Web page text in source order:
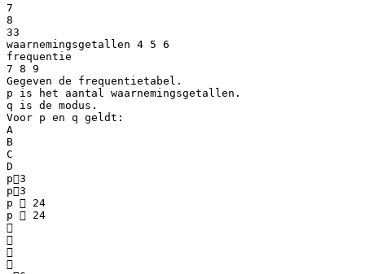
7
8
33
waarnemingsgetallen 4 5 6
frequentie
7 8 9
Gegeven de frequentietabel.
p is het aantal waarnemingsgetallen.
q is de modus.
Voor p en q geldt:
A
B
C
D
p3
p3
p  24
p  24



